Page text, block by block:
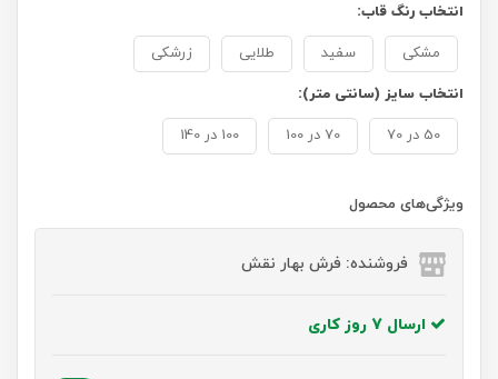
انتخاب رنگ قاب:
مشکی سفید طلایی زرشکی
انتخاب سایز (سانتی متر):
50 در 70 70 در 100 100 در 140
ویژگی‌های محصول
فروشنده: فرش بهار نقش
ارسال 7 روز کاری